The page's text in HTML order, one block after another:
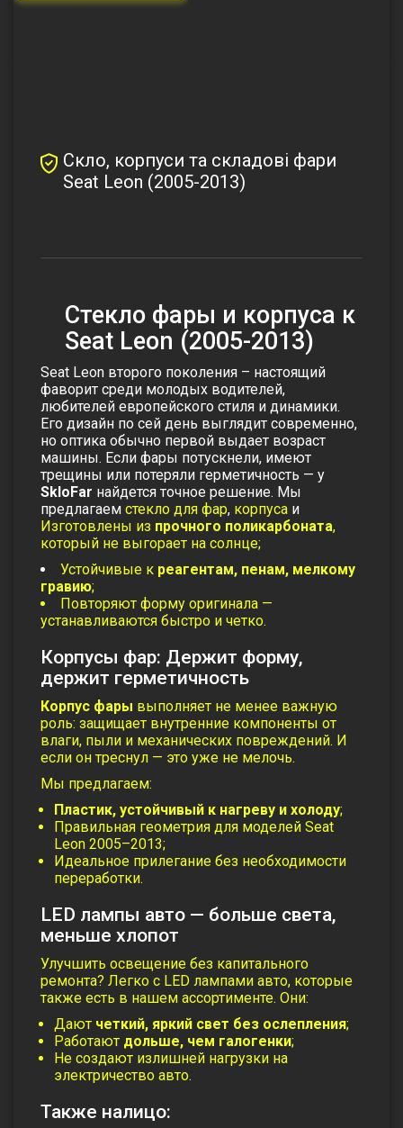
Скло, корпуси та складові фари
Seat Leon (2005-2013)
Стекло фары и корпуса к
Seat Leon (2005-2013)
Seat Leon второго поколения – настоящий
фаворит среди молодых водителей,
любителей европейского стиля и динамики.
Его дизайн по сей день выглядит современно,
но оптика обычно первой выдает возраст
машины. Если фары потускнели, имеют
трещины или потеряли герметичность — у
SkloFar найдется точное решение. Мы
предлагаем стекло для фар, корпуса и
Изготовлены из прочного поликарбоната,
который не выгорает на солнце;
Устойчивые к реагентам, пенам, мелкому
гравию;
Повторяют форму оригинала —
устанавливаются быстро и четко.
Корпусы фар: Держит форму,
держит герметичность
Корпус фары выполняет не менее важную
роль: защищает внутренние компоненты от
влаги, пыли и механических повреждений. И
если он треснул — это уже не мелочь.
Мы предлагаем:
Пластик, устойчивый к нагреву и холоду;
Правильная геометрия для моделей Seat
Leon 2005–2013;
Идеальное прилегание без необходимости
переработки.
LED лампы авто — больше света,
меньше хлопот
Улучшить освещение без капитального
ремонта? Легко с LED лампами авто, которые
также есть в нашем ассортименте. Они:
Дают четкий, яркий свет без ослепления;
Работают дольше, чем галогенки;
Не создают излишней нагрузки на
электричество авто.
Также налицо: